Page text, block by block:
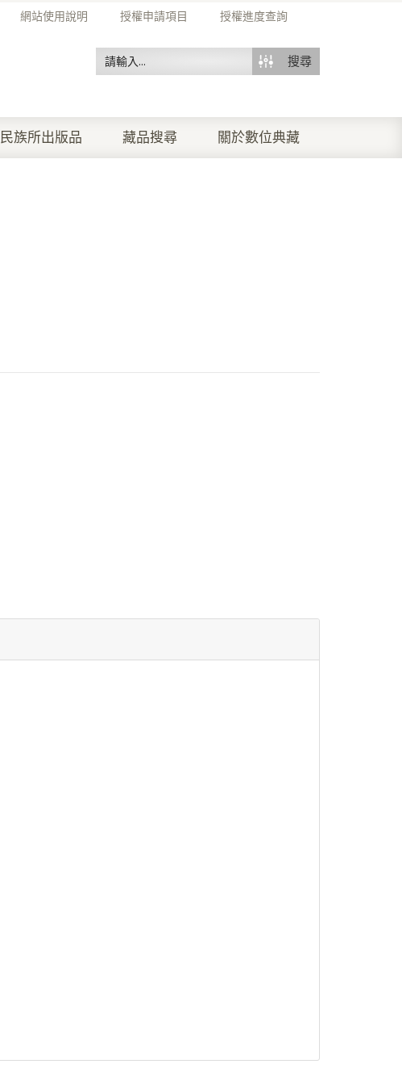
網站使用說明 授權申請項目 授權進度查詢
搜尋
民族所出版品 藏品搜尋 關於數位典藏